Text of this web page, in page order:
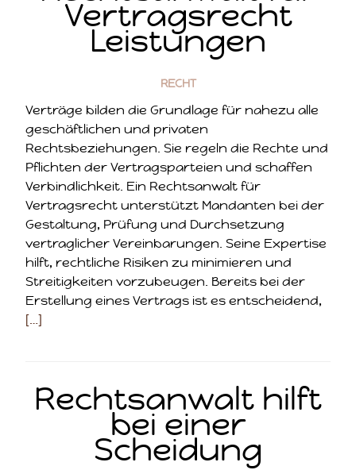
Vertragsrecht
Leistungen
RECHT
Verträge bilden die Grundlage für nahezu alle
geschäftlichen und privaten
Rechtsbeziehungen. Sie regeln die Rechte und
Pflichten der Vertragsparteien und schaffen
Verbindlichkeit. Ein Rechtsanwalt für
Vertragsrecht unterstützt Mandanten bei der
Gestaltung, Prüfung und Durchsetzung
vertraglicher Vereinbarungen. Seine Expertise
hilft, rechtliche Risiken zu minimieren und
Streitigkeiten vorzubeugen. Bereits bei der
Erstellung eines Vertrags ist es entscheidend,
[…]
Rechtsanwalt hilft
bei einer
Scheidung